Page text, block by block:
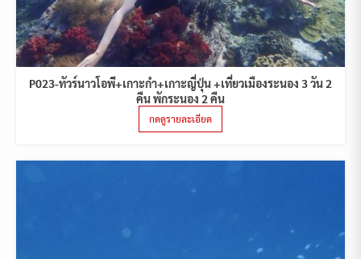
P023-ทัวร์นาวโอพี+เกาะกำ+เกาะญี่ปุ่น +เที่ยวเมืองระนอง 3 วัน 2
คืน พักระนอง 2 คืน
กดดูรายละเอียด